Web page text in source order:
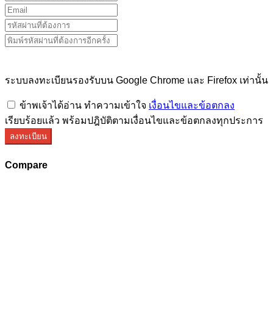
ระบบลงทะเบียนรองรับบน Google Chrome และ Firefox เท่านั้น
ข้าพเจ้าได้อ่าน ทำความเข้าใจ เงื่อนไขและข้อตกลง
เรียบร้อยแล้ว พร้อมปฎิบัติตามเงื่อนไขและข้อตกลงทุกประการ
ลงทะเบียน
Compare